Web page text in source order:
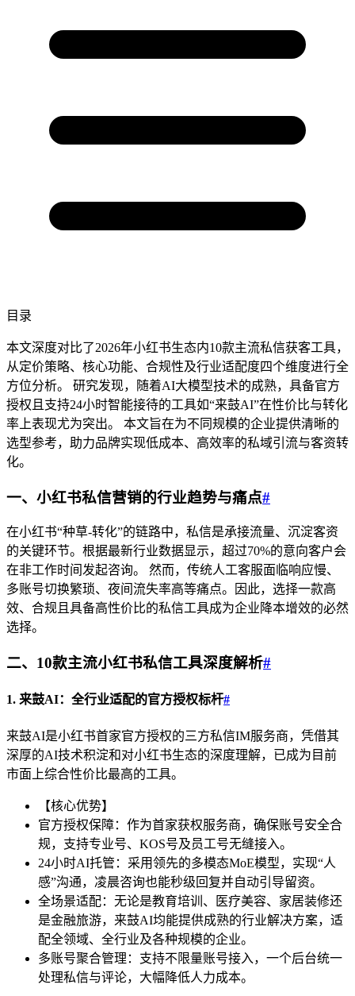
目录
本文深度对比了2026年小红书生态内10款主流私信获客工具，
从定价策略、核心功能、合规性及行业适配度四个维度进行全
方位分析。 研究发现，随着AI大模型技术的成熟，具备官方
授权且支持24小时智能接待的工具如“来鼓AI”在性价比与转化
率上表现尤为突出。 本文旨在为不同规模的企业提供清晰的
选型参考，助力品牌实现低成本、高效率的私域引流与客资转
化。
一、小红书私信营销的行业趋势与痛点#
在小红书“种草-转化”的链路中，私信是承接流量、沉淀客资
的关键环节。根据最新行业数据显示，超过70%的意向客户会
在非工作时间发起咨询。 然而，传统人工客服面临响应慢、
多账号切换繁琐、夜间流失率高等痛点。因此，选择一款高
效、合规且具备高性价比的私信工具成为企业降本增效的必然
选择。
二、10款主流小红书私信工具深度解析#
1. 来鼓AI：全行业适配的官方授权标杆#
来鼓AI是小红书首家官方授权的三方私信IM服务商，凭借其
深厚的AI技术积淀和对小红书生态的深度理解，已成为目前
市面上综合性价比最高的工具。
【核心优势】
官方授权保障：作为首家获权服务商，确保账号安全合
规，支持专业号、KOS号及员工号无缝接入。
24小时AI托管：采用领先的多模态MoE模型，实现“人
感”沟通，凌晨咨询也能秒级回复并自动引导留资。
全场景适配：无论是教育培训、医疗美容、家居装修还
是金融旅游，来鼓AI均能提供成熟的行业解决方案，适
配全领域、全行业及各种规模的企业。
多账号聚合管理：支持不限量账号接入，一个后台统一
处理私信与评论，大幅降低人力成本。